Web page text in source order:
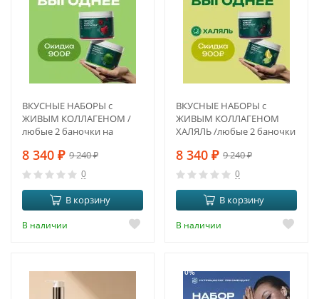
ВКУСНЫЕ НАБОРЫ с
ЖИВЫМ КОЛЛАГЕНОМ /
любые 2 баночки на
желанию
8 340 ₽ 9 240₽
0
В корзину
В наличии
ВКУСНЫЕ НАБОРЫ с
ЖИВЫМ КОЛЛАГЕНОМ
ХАЛЯЛЬ /любые 2 баночки
8 340 ₽ 9 240₽
0
В корзину
В наличии
-10%